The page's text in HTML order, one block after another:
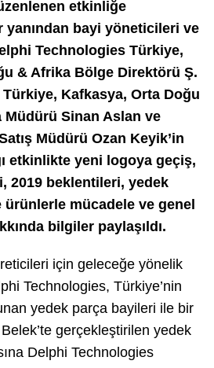
etkinliğe
yanından bayi yöneticileri ve
Technologies Türkiye,
& Afrika Bölge Direktörü Ş.
Kafkasya, Orta Doğu
Müdürü Sinan Aslan ve
Müdürü Ozan Keyik’in
etkinlikte yeni logoya geçiş,
2019 beklentileri, yedek
ürünlerle mücadele ve genel
bilgiler paylaşıldı.
için geleceğe yönelik
Technologies, Türkiye’nin
yedek parça bayileri ile bir
gerçekleştirilen yedek
Delphi Technologies